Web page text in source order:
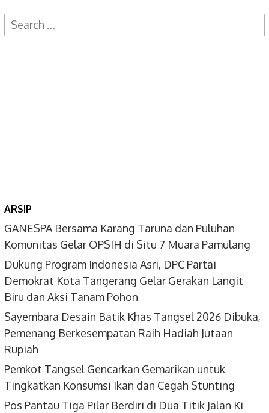
Search
for:
ARSIP
GANESPA Bersama Karang Taruna dan Puluhan
Komunitas Gelar OPSIH di Situ 7 Muara Pamulang
Dukung Program Indonesia Asri, DPC Partai
Demokrat Kota Tangerang Gelar Gerakan Langit
Biru dan Aksi Tanam Pohon
Sayembara Desain Batik Khas Tangsel 2026 Dibuka,
Pemenang Berkesempatan Raih Hadiah Jutaan
Rupiah
Pemkot Tangsel Gencarkan Gemarikan untuk
Tingkatkan Konsumsi Ikan dan Cegah Stunting
Pos Pantau Tiga Pilar Berdiri di Dua Titik Jalan Ki